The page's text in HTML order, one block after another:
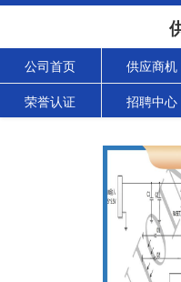
公司首页 供应商机
荣誉认证 招聘中心